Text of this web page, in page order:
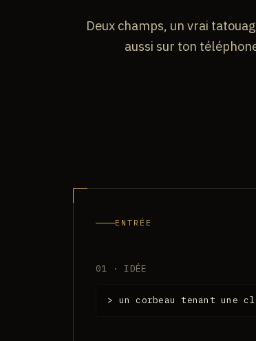
Deux champs, un vrai
aussi sur ton
ENTRÉE
01 · IDÉE
> un corbeau tenant une